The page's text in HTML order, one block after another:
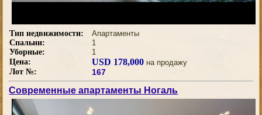
Тип недвижимости:
Апартаменты
Спальни:
1
Уборные:
1
Цена:
USD 178,000 на продажу
Лот №:
167
Современные апартаменты Ногаль